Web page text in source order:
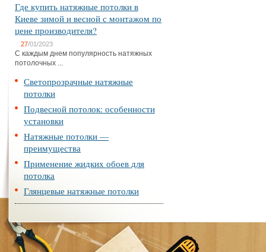
Где купить натяжные потолки в
Киеве зимой и весной с монтажом по
цене производителя?
27/01/2023
С каждым днем популярность натяжных
потолочных ...
Светопрозрачные натяжные
потолки
Подвесной потолок: особенности
установки
Натяжные потолки —
преимущества
Применение жидких обоев для
потолка
Глянцевые натяжные потолки